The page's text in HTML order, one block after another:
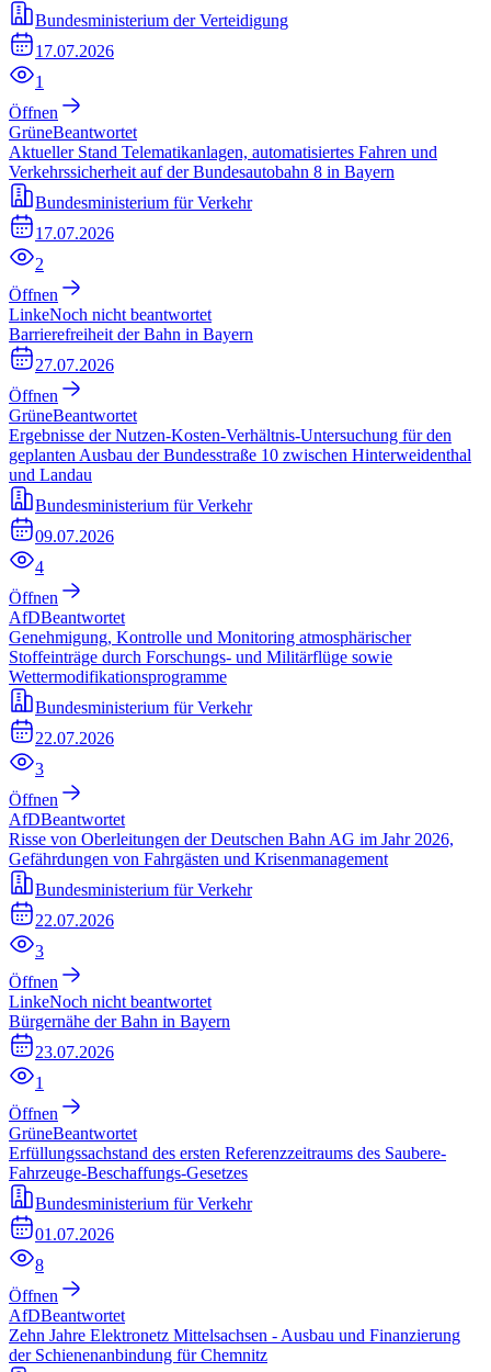
Bundesministerium der Verteidigung
17.07.2026
1
Öffnen
GrüneBeantwortet
Aktueller Stand Telematikanlagen, automatisiertes Fahren und
Verkehrssicherheit auf der Bundesautobahn 8 in Bayern
Bundesministerium für Verkehr
17.07.2026
2
Öffnen
LinkeNoch nicht beantwortet
Barrierefreiheit der Bahn in Bayern
27.07.2026
Öffnen
GrüneBeantwortet
Ergebnisse der Nutzen-Kosten-Verhältnis-Untersuchung für den
geplanten Ausbau der Bundesstraße 10 zwischen Hinterweidenthal
und Landau
Bundesministerium für Verkehr
09.07.2026
4
Öffnen
AfDBeantwortet
Genehmigung, Kontrolle und Monitoring atmosphärischer
Stoffeinträge durch Forschungs- und Militärflüge sowie
Wettermodifikationsprogramme
Bundesministerium für Verkehr
22.07.2026
3
Öffnen
AfDBeantwortet
Risse von Oberleitungen der Deutschen Bahn AG im Jahr 2026,
Gefährdungen von Fahrgästen und Krisenmanagement
Bundesministerium für Verkehr
22.07.2026
3
Öffnen
LinkeNoch nicht beantwortet
Bürgernähe der Bahn in Bayern
23.07.2026
1
Öffnen
GrüneBeantwortet
Erfüllungssachstand des ersten Referenzzeitraums des Saubere-
Fahrzeuge-Beschaffungs-Gesetzes
Bundesministerium für Verkehr
01.07.2026
8
Öffnen
AfDBeantwortet
Zehn Jahre Elektronetz Mittelsachsen - Ausbau und Finanzierung
der Schienenanbindung für Chemnitz